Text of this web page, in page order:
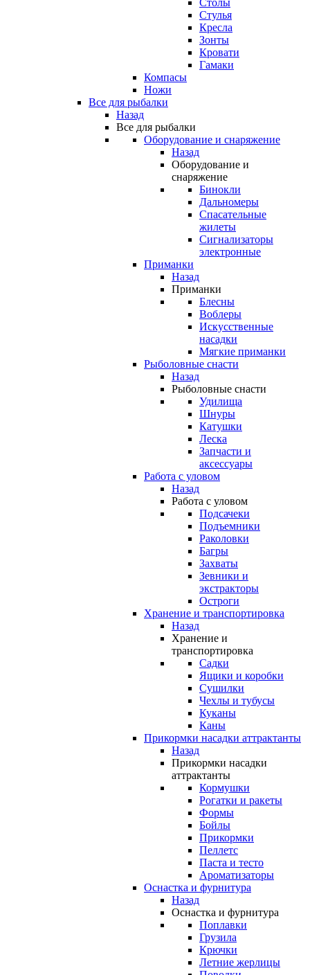
Столы
Стулья
Кресла
Зонты
Кровати
Гамаки
Компасы
Ножи
Все для рыбалки
Назад
Все для рыбалки
Оборудование и снаряжение
Назад
Оборудование и
снаряжение
Бинокли
Дальномеры
Спасательные
жилеты
Сигнализаторы
электронные
Приманки
Назад
Приманки
Блесны
Воблеры
Искусственные
насадки
Мягкие приманки
Рыболовные снасти
Назад
Рыболовные снасти
Удилища
Шнуры
Катушки
Леска
Запчасти и
аксессуары
Работа с уловом
Назад
Работа с уловом
Подсачеки
Подъемники
Раколовки
Багры
Захваты
Зевники и
экстракторы
Остроги
Хранение и транспортировка
Назад
Хранение и
транспортировка
Садки
Ящики и коробки
Сушилки
Чехлы и тубусы
Куканы
Каны
Прикормки насадки аттрактанты
Назад
Прикормки насадки
аттрактанты
Кормушки
Рогатки и ракеты
Формы
Бойлы
Прикормки
Пеллетс
Паста и тесто
Ароматизаторы
Оснастка и фурнитура
Назад
Оснастка и фурнитура
Поплавки
Грузила
Крючки
Летние жерлицы